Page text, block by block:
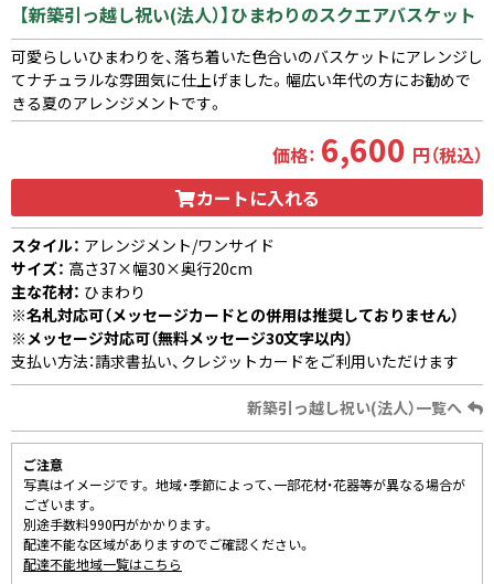
【新築引っ越し祝い(法人）】ひまわりのスクエアバスケット
可愛らしいひまわりを、落ち着いた色合いのバスケットにアレンジし
てナチュラルな雰囲気に仕上げました。幅広い年代の方にお勧めで
きる夏のアレンジメントです。
価格： 6,600 円（税込）
カートに入れる
スタイル： アレンジメント/ワンサイド
サイズ： 高さ37×幅30×奥行20cm
主な花材： ひまわり
※名札対応可（メッセージカードとの併用は推奨しておりません）
※メッセージ対応可（無料メッセージ30文字以内）
支払い方法：請求書払い、クレジットカードをご利用いただけます
新築引っ越し祝い(法人）一覧へ
ご注意
写真はイメージです。 地域・季節によって、一部花材・花器等が異なる場合が
ございます。
別途手数料990円がかかります。
配達不能な区域がありますのでご確認ください。
配達不能地域一覧はこちら